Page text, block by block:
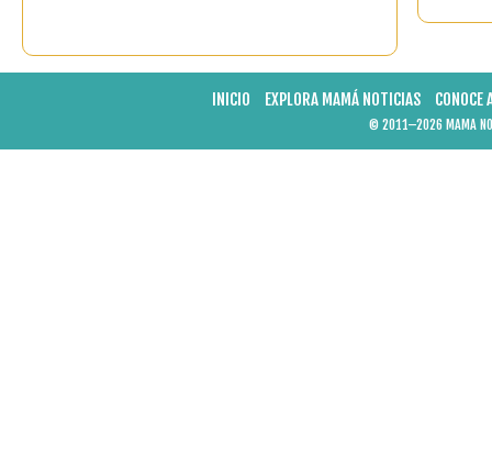
INICIO EXPLORA MAMÁ NOTICIAS CONOCE
© 2011–2026 MAMA